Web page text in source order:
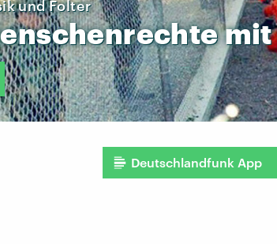
und Folter
mit
Deutschlandfunk App